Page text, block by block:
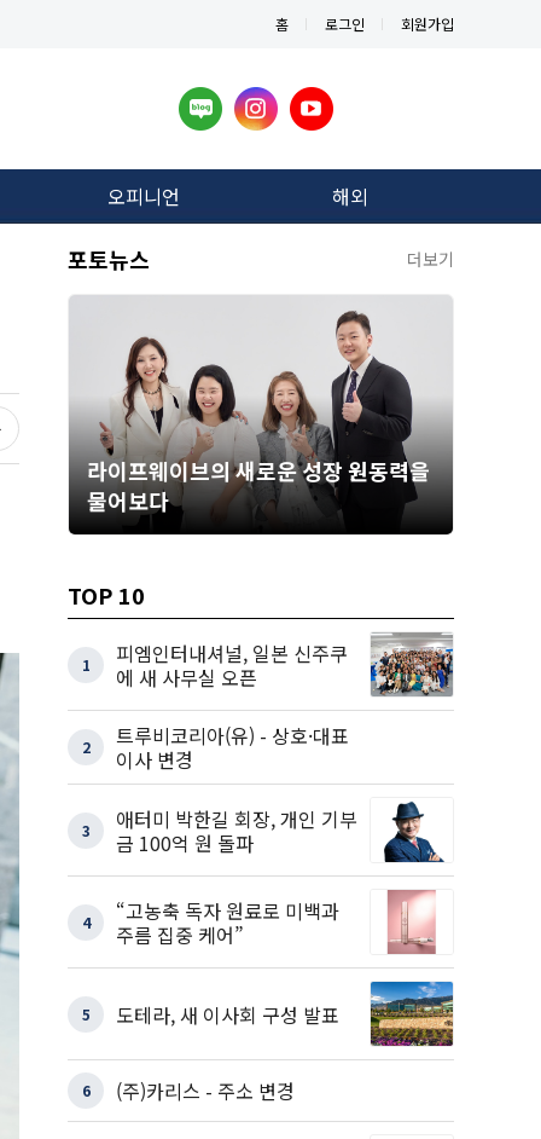
홈 로그인 회원가입
오피니언 해외
포토뉴스 더보기
라이프웨이브의 새로운 성장 원동력을
물어보다
TOP 10
1
피엠인터내셔널, 일본 신주쿠
에 새 사무실 오픈
2
트루비코리아(유) - 상호·대표
이사 변경
3
애터미 박한길 회장, 개인 기부
금 100억 원 돌파
4
“고농축 독자 원료로 미백과
주름 집중 케어”
5 도테라, 새 이사회 구성 발표
6 (주)카리스 - 주소 변경